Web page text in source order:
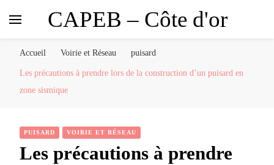
CAPEB – Côte d'or
Accueil Voirie et Réseau puisard
Les précautions à prendre lors de la construction d’un puisard en
zone sismique
PUISARD VOIRIE ET RÉSEAU
Les précautions à prendre